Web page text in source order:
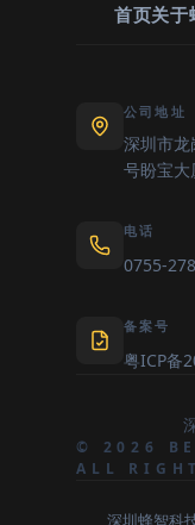
首页关于
公司地址
深圳市龙
号盼宝大
电话
0755-
备案号
粤ICP备
© 2026
ALL
深圳蜂智科